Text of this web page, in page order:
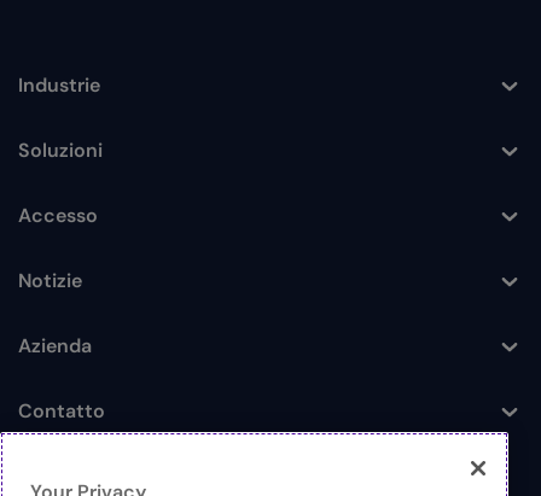
Toggle
Industrie
Toggle
Soluzioni
Toggle
Accesso
Toggle
Notizie
Toggle
Azienda
Toggle
Contatto